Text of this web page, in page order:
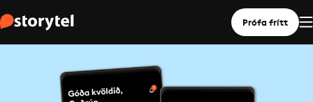
Prófa frítt